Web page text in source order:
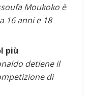
Moukoko è
16 anni e 18
più
detiene il
di